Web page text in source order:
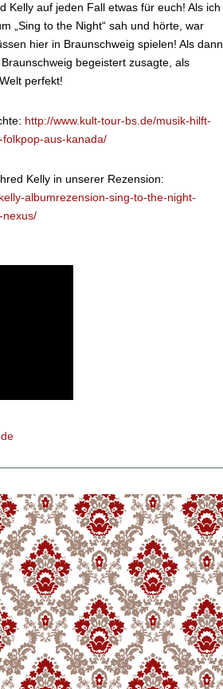
Kelly auf jeden Fall etwas für euch! Als ich
„Sing to the Night“ sah und hörte, war
hier in Braunschweig spielen! Als dann
begeistert zusagte, als
perfekt!
http://www.kult-tour-bs.de/musik-hilft-
aus-kanada/
Kelly in unserer Rezension:
albumrezension-sing-to-the-night-
nexus/